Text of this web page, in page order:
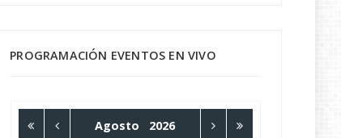
PROGRAMACIÓN EVENTOS EN VIVO
Agosto 2026